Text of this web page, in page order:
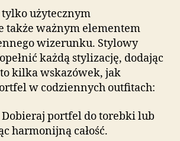
użytecznym
także ważnym elementem
wizerunku. Stylowy
każdą stylizację, dodając
kilka wskazówek, jak
w codziennych outfitach:
Dobieraj portfel do torebki lub
harmonijną całość.